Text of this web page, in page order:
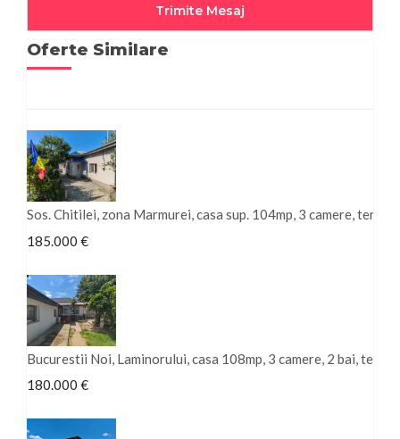
Oferte Similare
Sos. Chitilei, zona Marmurei, casa sup. 104mp, 3 camere, teren
185.000 €
Bucurestii Noi, Laminorului, casa 108mp, 3 camere, 2 bai, teren
180.000 €